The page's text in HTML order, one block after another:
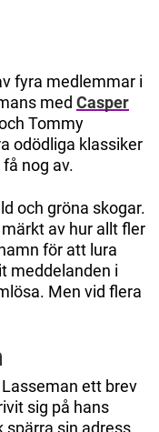
fyra medlemmar i
med Casper
Tommy
odödliga klassiker
nog av.
och gröna skogar.
av hur allt fler
för att lura
meddelanden i
Men vid flera
ett brev
sig på hans